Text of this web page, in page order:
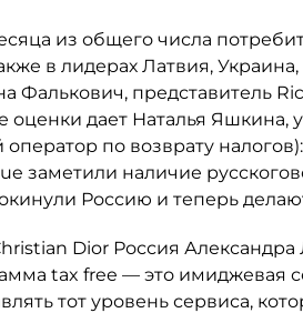
из общего числа
в лидерах Латвия,
Фалькович, представитель
оценки дает Наталья
по возврату
заметили наличие
Россию и теперь
Dior Россия Александра
tax free — это имиджевая
тот уровень сервиса,